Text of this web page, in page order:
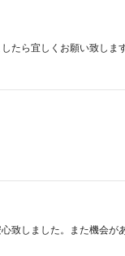
たら宜しくお願い致します
致しました。また機会が